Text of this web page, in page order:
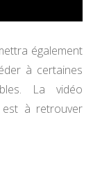
également
à certaines
La vidéo
est à retrouver